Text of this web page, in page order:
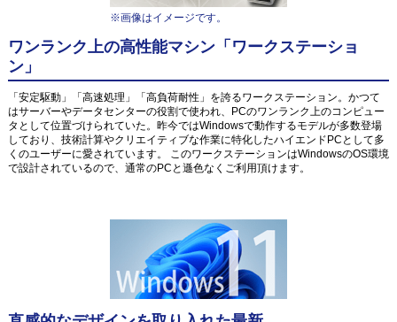
※画像はイメージです。
ワンランク上の高性能マシン「ワークステーショ
ン」
「安定駆動」「高速処理」「高負荷耐性」を誇るワークステーション。かつて
はサーバーやデータセンターの役割で使われ、PCのワンランク上のコンピュー
タとして位置づけられていた。昨今ではWindowsで動作するモデルが多数登場
しており、技術計算やクリエイティブな作業に特化したハイエンドPCとして多
くのユーザーに愛されています。 このワークステーションはWindowsのOS環境
で設計されているので、通常のPCと遜色なくご利用頂けます。